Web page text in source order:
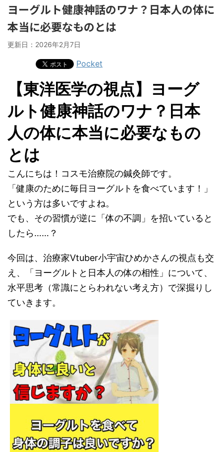
ヨーグルト健康神話のワナ？日本人の体に
本当に必要なものとは
更新日： 2026年2月7日
Pocket
【東洋医学の視点】ヨーグ
ルト健康神話のワナ？日本
人の体に本当に必要なもの
とは
こんにちは！コスモ治療院の鍼灸師です。
「健康のために毎日ヨーグルトを食べています！」
という方は多いですよね。
でも、その習慣が逆に「体の不調」を招いていると
したら……？
今回は、治療家Vtuber小宇宙ひめかさんの視点も交
え、「ヨーグルトと日本人の体の相性」について、
水平思考（常識にとらわれない考え方）で深掘りし
ていきます。